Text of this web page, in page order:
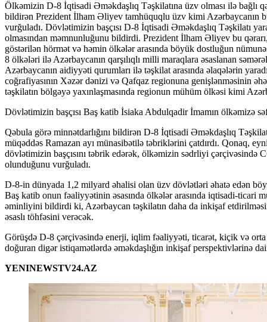
Ölkəmizin D-8 İqtisadi Əməkdaşlıq Təşkilatına üzv olması ilə bağlı
bildirən Prezident İlham Əliyev tamhüquqlu üzv kimi Azərbaycanın
vurğuladı. Dövlətimizin başçısı D-8 İqtisadi Əməkdaşlıq Təşkilatı
olmasından məmnunluğunu bildirdi. Prezident İlham Əliyev bu
göstərilən hörmət və həmin ölkələr arasında böyük dostluğun
8 ölkələri ilə Azərbaycanın qarşılıqlı milli maraqlara əsaslanan
Azərbaycanın aidiyyəti qurumları ilə təşkilat arasında əlaqələrin
coğrafiyasının Xəzər dənizi və Qafqaz regionuna genişlənməsinin
təşkilatın bölgəyə yaxınlaşmasında regionun mühüm ölkəsi kimi
Dövlətimizin başçısı Baş katib İsiaka Abdulqadir İmamın ölkəmizə
Qəbula görə minnətdarlığını bildirən D-8 İqtisadi Əməkdaşlıq
müqəddəs Ramazan ayı münasibətilə təbriklərini çatdırdı. Qonaq,
dövlətimizin başçısını təbrik edərək, ölkəmizin sədrliyi çərçivəsində
olunduğunu vurğuladı.
D-8-in dünyada 1,2 milyard əhalisi olan üzv dövlətləri əhatə edən
Baş katib onun fəaliyyətinin əsasında ölkələr arasında iqtisadi-ticari
əminliyini bildirdi ki, Azərbaycan təşkilatın daha da inkişaf
əsaslı töhfəsini verəcək.
Görüşdə D-8 çərçivəsində enerji, iqlim fəaliyyəti, ticarət, kiçik və orta
doğuran digər istiqamətlərdə əməkdaşlığın inkişaf perspektivlərinə
YENINEWSTV24.AZ